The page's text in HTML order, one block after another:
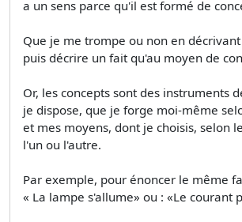
a un sens parce qu'il est formé de
Que je me trompe ou non en
puis décrire un fait qu'au moyen de
Or, les concepts sont des instruments
je dispose, que je forge moi-même
et mes moyens, dont je choisis, selon
l'un ou l'autre.
Par exemple, pour énoncer le même
« La lampe s'allume» ou : «Le courant